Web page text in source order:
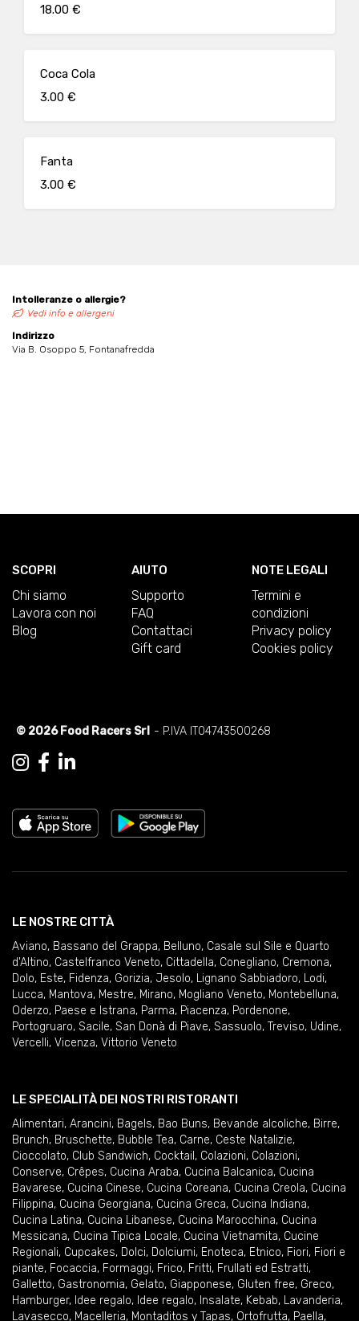
18.00 €
Coca Cola
3.00 €
Fanta
3.00 €
Intolleranze o allergie?
Vedi info e allergeni
Indirizzo
Via B. Osoppo 5, Fontanafredda
SCOPRI
Chi siamo
Lavora con noi
Blog
AIUTO
Supporto
FAQ
Contattaci
Gift card
NOTE LEGALI
Termini e
condizioni
Privacy policy
Cookies policy
© 2026 Food Racers Srl - P.IVA IT04743500268
LE NOSTRE CITTÀ
Aviano, Bassano del Grappa, Belluno, Casale sul Sile e Quarto
d'Altino, Castelfranco Veneto, Cittadella, Conegliano, Cremona,
Dolo, Este, Fidenza, Gorizia, Jesolo, Lignano Sabbiadoro, Lodi,
Lucca, Mantova, Mestre, Mirano, Mogliano Veneto, Montebelluna,
Oderzo, Paese e Istrana, Parma, Piacenza, Pordenone,
Portogruaro, Sacile, San Donà di Piave, Sassuolo, Treviso, Udine,
Vercelli, Vicenza, Vittorio Veneto
LE SPECIALITÀ DEI NOSTRI RISTORANTI
Alimentari, Arancini, Bagels, Bao Buns, Bevande alcoliche, Birre,
Brunch, Bruschette, Bubble Tea, Carne, Ceste Natalizie,
Cioccolato, Club Sandwich, Cocktail , Colazioni, Colazioni,
Conserve, Crêpes, Cucina Araba, Cucina Balcanica, Cucina
Bavarese, Cucina Cinese, Cucina Coreana, Cucina Creola, Cucina
Filippina, Cucina Georgiana, Cucina Greca, Cucina Indiana,
Cucina Latina, Cucina Libanese, Cucina Marocchina, Cucina
Messicana, Cucina Tipica Locale, Cucina Vietnamita, Cucine
Regionali, Cupcakes, Dolci, Dolciumi, Enoteca, Etnico, Fiori, Fiori e
piante, Focaccia, Formaggi, Frico, Fritti, Frullati ed Estratti,
Galletto, Gastronomia, Gelato, Giapponese, Gluten free, Greco,
Hamburger, Idee regalo, Idee regalo, Insalate, Kebab, Lavanderia,
Lavasecco, Macelleria, Montaditos y Tapas, Ortofrutta, Paella,